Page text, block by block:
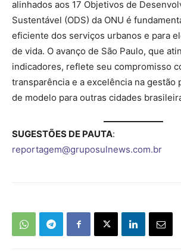
alinhados aos 17 Objetivos de
Sustentável (ODS) da ONU é
eficiente dos serviços urbanos e para
de vida. O avanço de São Paulo, que
indicadores, reflete seu compromisso
transparência e a excelência na gestão
de modelo para outras cidades
SUGESTÕES DE PAUTA:
reportagem@gruposulnews.com.br